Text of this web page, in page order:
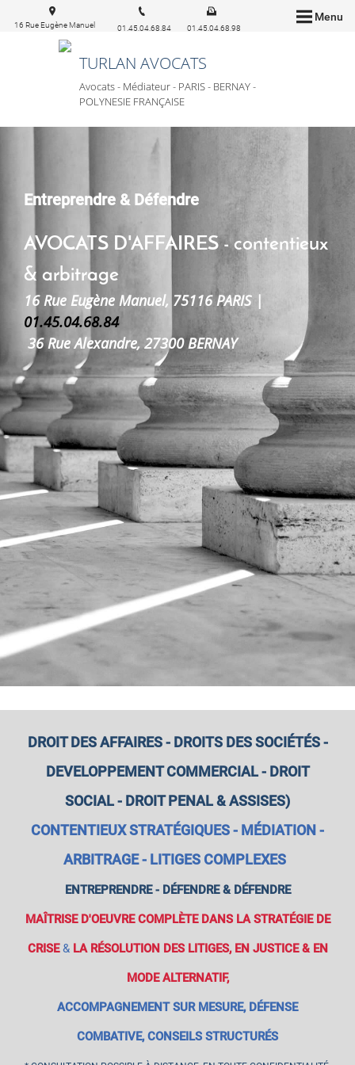
Menu
TURLAN AVOCATS
Avocats - Médiateur - PARIS - BERNAY -
POLYNESIE FRANÇAISE
16 Rue Eugène Manuel
01.45.04.68.84 01.45.04.68.98
Entreprendre & Défendre
AVOCATS D'AFFAIRES - contentieux
& arbitrage
16 Rue Eugène Manuel, 75116 PARIS |
01.45.04.68.84
36 Rue Alexandre, 27300 BERNAY
DROIT DES AFFAIRES - DROITS DES SOCIÉTÉS -
DEVELOPPEMENT COMMERCIAL - DROIT
SOCIAL - DROIT PENAL & ASSISES)
CONTENTIEUX STRATÉGIQUES - MÉDIATION -
ARBITRAGE - LITIGES COMPLEXES
ENTREPRENDRE - DÉFENDRE & DÉFENDRE
MAÎTRISE D'OEUVRE COMPLÈTE DANS LA STRATÉGIE DE
CRISE & LA RÉSOLUTION DES LITIGES, EN JUSTICE & EN
MODE ALTERNATIF,
ACCOMPAGNEMENT SUR MESURE, DÉFENSE
COMBATIVE, CONSEILS STRUCTURÉS